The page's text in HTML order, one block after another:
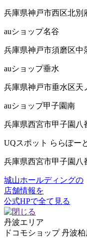
兵庫県神戸市西区北別
auショップ名谷
兵庫県神戸市須磨区中
auショップ垂水
兵庫県神戸市垂水区天
auショップ甲子園南
兵庫県西宮市甲子園八
UQスポット ららぽー
兵庫県西宮市甲子園八
城山ホールディングの
店舗情報を
公式HPで全て見る
丹波エリア
ドコモショップ 丹波